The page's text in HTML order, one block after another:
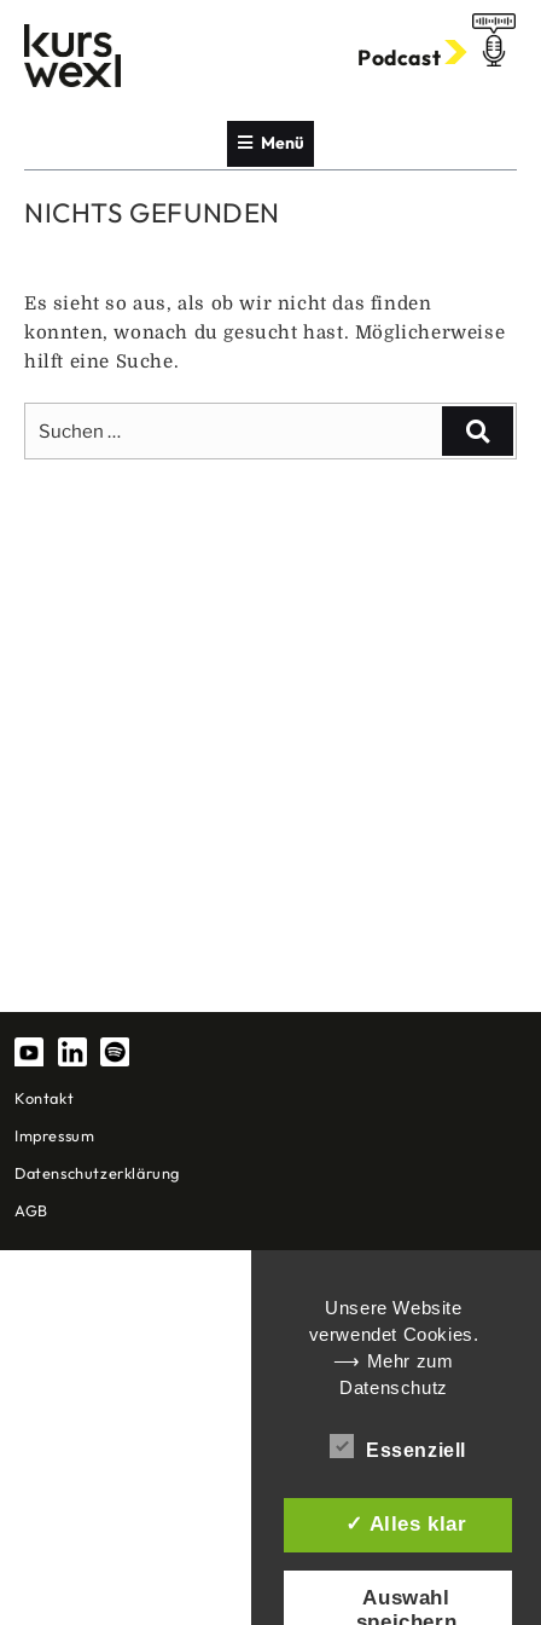
Inhalt
springen
Podcast
Menü
NICHTS GEFUNDEN
Es sieht so aus, als ob wir nicht das finden
konnten, wonach du gesucht hast. Möglicherweise
hilft eine Suche.
nach:
Suchen
Kontakt
Impressum
Datenschutzerklärung
AGB
Unsere Website
verwendet Cookies.
⟶ Mehr zum
Datenschutz
Essenziell
✓ Alles klar
Auswahl